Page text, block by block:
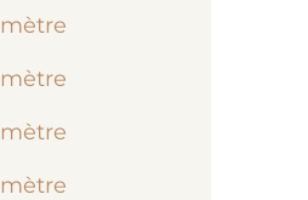
mètre
mètre
mètre
mètre